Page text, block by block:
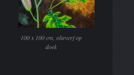
100 x 100 cm, olieverf op
doek